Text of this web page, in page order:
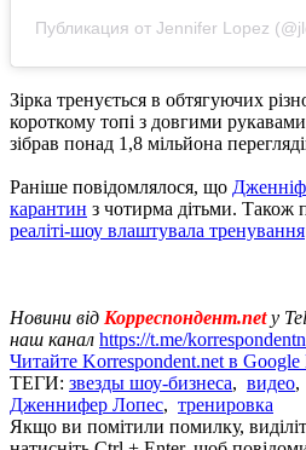
Публикация от Jennifer Lopez
Зірка тренується в обтягуючих
короткому топі з довгими
зібрав понад 1,8 мільйона
Раніше повідомлялося, що
карантин з чотирма дітьми. Також
реаліті-шоу влаштувала тренування
Новини від Корреспондент.net у
наш канал https://t.me/
Читайте Korrespondent.net в Google
ТЕГИ: звезды шоу-бизнеса, видео,
Дженнифер Лопес, тренировка
Якщо ви помітили помилку,